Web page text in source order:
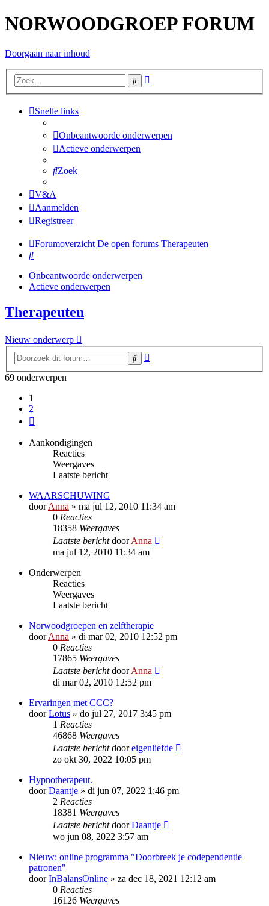
NORWOODGROEP FORUM
Doorgaan naar inhoud
Zoek
Snelle links
Onbeantwoorde onderwerpen
Actieve onderwerpen
Zoek
V&A
Aanmelden
Registreer
Forumoverzicht De open forums Therapeuten
Zoek
Onbeantwoorde onderwerpen
Actieve onderwerpen
Therapeuten
Nieuw onderwerp
Zoek
69 onderwerpen
1
2
Aankondigingen
Reacties
Weergaves
Laatste bericht
WAARSCHUWING
doorAnna » ma jul 12, 2010 11:34 am
0 Reacties
18358 Weergaves
Laatste berichtdoorAnna
ma jul 12, 2010 11:34 am
Onderwerpen
Reacties
Weergaves
Laatste bericht
Norwoodgroepen en zelftherapie
doorAnna » di mar 02, 2010 12:52 pm
0 Reacties
17865 Weergaves
Laatste berichtdoorAnna
di mar 02, 2010 12:52 pm
Ervaringen met CCC?
doorLotus » do jul 27, 2017 3:45 pm
1 Reacties
46868 Weergaves
Laatste berichtdooreigenliefde
zo okt 30, 2022 10:05 pm
Hypnotherapeut.
doorDaantje » di jun 07, 2022 1:46 pm
2 Reacties
18381 Weergaves
Laatste berichtdoorDaantje
wo jun 08, 2022 3:57 am
Nieuw: online programma "Doorbreek je codependentie
patronen"
doorInBalansOnline » za dec 18, 2021 12:12 am
0 Reacties
16126 Weergaves